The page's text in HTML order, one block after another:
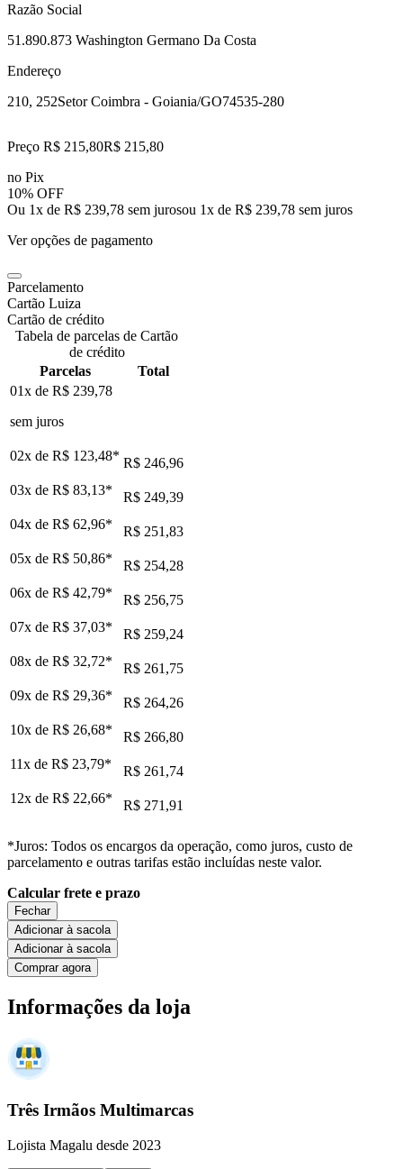
Razão Social
51.890.873 Washington Germano Da Costa
Endereço
210, 252Setor Coimbra - Goiania/GO74535-280
Preço R$ 215,80R$ 215,80
no Pix
10% OFF
Ou 1x de R$ 239,78 sem jurosou 1x de R$ 239,78 sem juros
Ver opções de pagamento
Parcelamento
Cartão Luiza
Cartão de crédito
Tabela de parcelas de Cartão
de crédito
Parcelas
Total
01x de R$ 239,78
sem juros
02x de R$ 123,48* R$ 246,96
03x de R$ 83,13*
R$ 249,39
04x de R$ 62,96*
R$ 251,83
05x de R$ 50,86*
R$ 254,28
06x de R$ 42,79*
R$ 256,75
07x de R$ 37,03*
R$ 259,24
08x de R$ 32,72*
R$ 261,75
09x de R$ 29,36*
R$ 264,26
10x de R$ 26,68*
R$ 266,80
11x de R$ 23,79*
R$ 261,74
12x de R$ 22,66* R$ 271,91
*Juros: Todos os encargos da operação, como juros, custo de
parcelamento e outras tarifas estão incluídas neste valor.
Calcular frete e prazo
Fechar
Adicionar à sacola
Adicionar à sacola
Comprar agora
Informações da loja
Três Irmãos Multimarcas
Lojista Magalu desde 2023